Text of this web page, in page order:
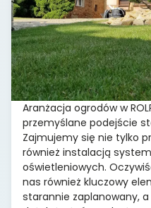
Aranżacja ogrodów w
przemyślane podejście
Zajmujemy się nie tylko
również instalacją
oświetleniowych.
nas również kluczowy
starannie zaplanowany,